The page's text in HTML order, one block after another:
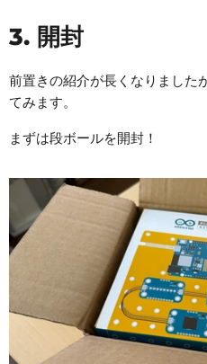
3. 開封
前置きの紹介が長くなりました
てみます。
まずは段ボールを開封！